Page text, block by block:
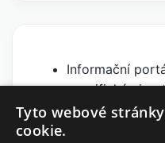
Informační
specifickými
Dobromysl
Tyto webové
cookie.